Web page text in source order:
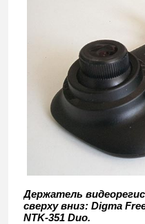
Держатель
сверху вниз: Digma
NTK-351 Duo.